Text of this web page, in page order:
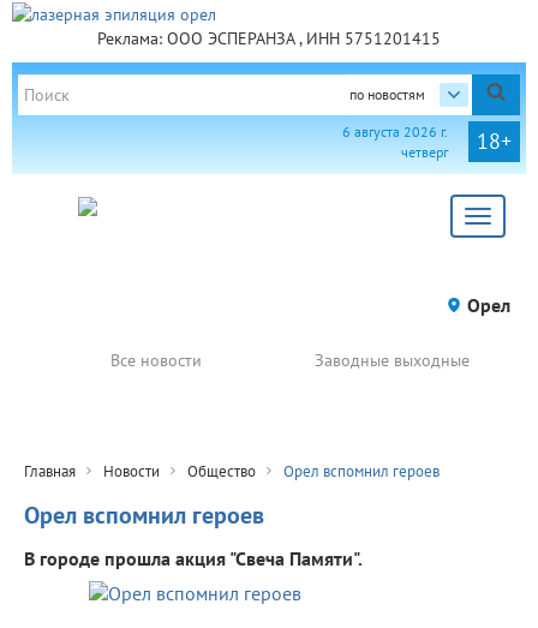
Реклама: ООО ЭСПЕРАНЗА , ИНН 5751201415
по новостям
18+
6 августа 2026 г.
четверг
Toggle
Орел
Все новости Заводные выходные
Главная Новости Общество Орел вспомнил героев
Орел вспомнил героев
В городе прошла акция "Свеча Памяти".